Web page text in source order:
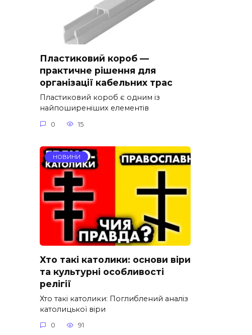
Пластиковий короб —
практичне рішення для
організації кабельних трас
Пластиковий короб є одним із
найпоширеніших елементів
0 15
НОВИНИ
Хто такі католики: основи віри
та культурні особливості
релігії
Хто такі католики: Поглиблений аналіз
католицької віри
0 91